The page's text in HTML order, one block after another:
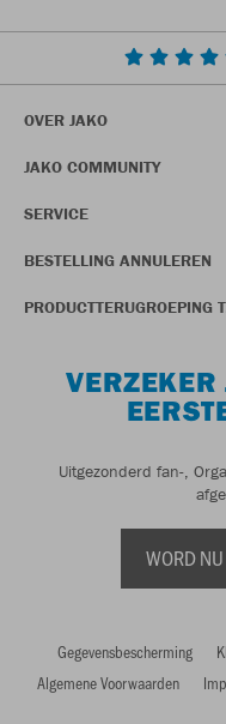
OVER JAKO
JAKO COMMUNITY
SERVICE
BESTELLING ANNULEREN
PRODUCTTERUGROEPING
VERZEKER
Uitgezonderd fan-,
WORD
Gegevensbescherming
Algemene Voorwaarden